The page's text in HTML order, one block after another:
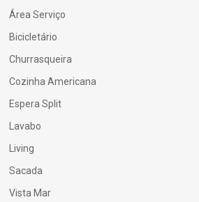
Área Serviço
Bicicletário
Churrasqueira
Cozinha Americana
Espera Split
Lavabo
Living
Sacada
Vista Mar